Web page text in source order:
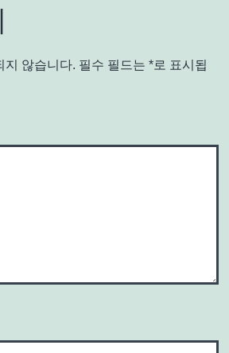
지 않습니다. 필수 필드는 *로 표시됩